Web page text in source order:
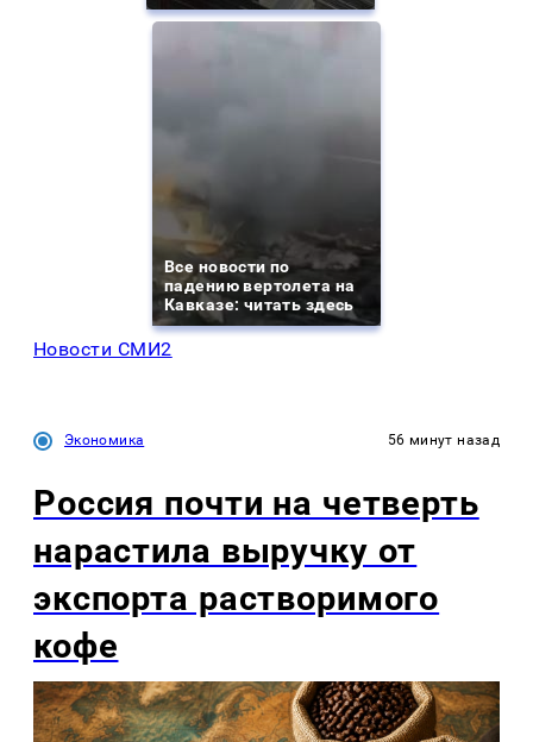
Все новости по
падению вертолета на
Кавказе: читать здесь
Новости СМИ2
Экономика 56 минут назад
Россия почти на четверть
нарастила выручку от
экспорта растворимого
кофе